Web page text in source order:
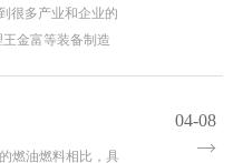
很多产业和企业的
金富等装备制造
燃油燃料相比，具
04-08